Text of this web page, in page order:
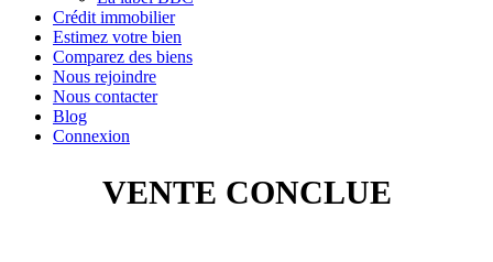
Crédit immobilier
Estimez votre bien
Comparez des biens
Nous rejoindre
Nous contacter
Blog
Connexion
VENTE CONCLUE